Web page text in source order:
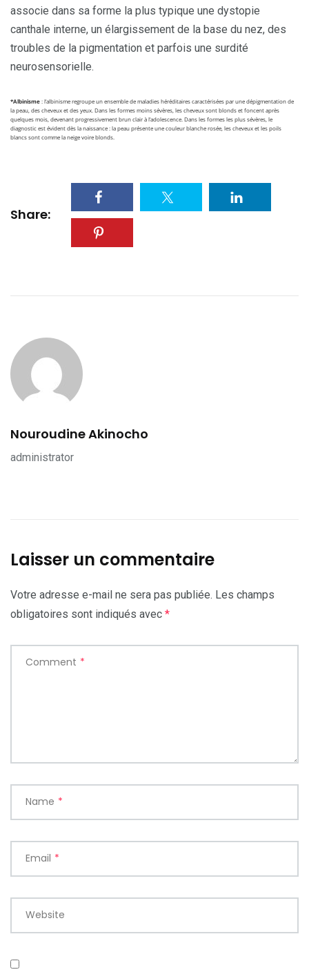
associe dans sa forme la plus typique une dystopie
canthale interne, un élargissement de la base du nez, des
troubles de la pigmentation et parfois une surdité
neurosensorielle.
*Albinisme: l’albinisme regroupe un ensemble de maladies héréditaires caractérisées par une dépigmentation de
la peau, des cheveux et des yeux. Dans les formes moins sévères, les cheveux sont blonds et foncent après
quelques mois, devenant progressivement brun clair à l’adolescence. Dans les formes les plus sévères, le
diagnostic est évident dès la naissance : la peau présente une couleur blanche rosée, les cheveux et les poils
blancs sont comme la neige voire blonds.
Share:
Nouroudine Akinocho
administrator
Laisser un commentaire
Votre adresse e-mail ne sera pas publiée. Les champs
obligatoires sont indiqués avec *
Comment *
Name *
Email *
Website